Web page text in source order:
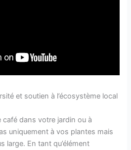
et soutien à l’écosystème local
café dans votre jardin ou à
uniquement à vos plantes mais
large. En tant qu’élément